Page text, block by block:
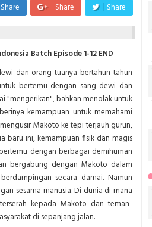
Share Share Share
Batch Episode 1-12 END
dan orang tuanya bertahun-tahun
bertemu dengan sang dewi dan
"mengerikan", bahkan menolak untuk
kemampuan untuk memahami
Makoto ke tepi terjauh gurun,
baru ini, kemampuan fisik dan magis
dengan berbagai demihuman
bergabung dengan Makoto dalam
secara damai. Namun
sesama manusia. Di dunia di mana
kepada Makoto dan teman-
di sepanjang jalan.